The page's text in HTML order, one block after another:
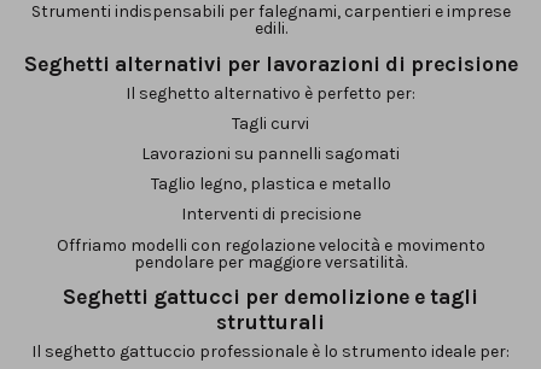
Strumenti indispensabili per falegnami, carpentieri e imprese
edili.
Seghetti alternativi per lavorazioni di precisione
Il seghetto alternativo è perfetto per:
Tagli curvi
Lavorazioni su pannelli sagomati
Taglio legno, plastica e metallo
Interventi di precisione
Offriamo modelli con regolazione velocità e movimento
pendolare per maggiore versatilità.
Seghetti gattucci per demolizione e tagli
strutturali
Il seghetto gattuccio professionale è lo strumento ideale per: